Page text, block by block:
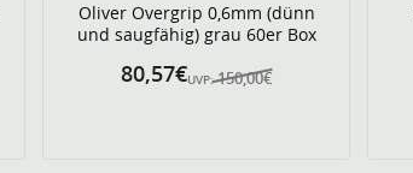
Oliver Overgrip 0,6mm (dünn
und saugfähig) grau 60er Box
UVP: 150,00€
80,57€